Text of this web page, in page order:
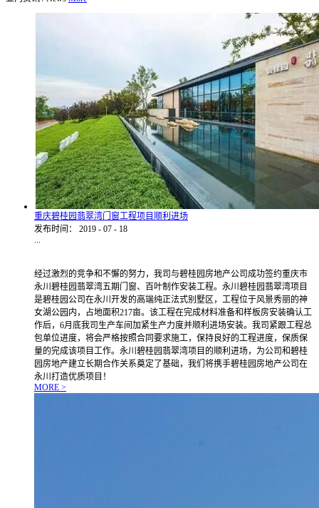
重庆碧桂园翡翠湾门窗工程项目顺利进场
发布时间：
2019 - 07 - 18
...
经过激烈的竞争和不懈的努力，我司与碧桂园房地产公司成功签约重庆市
永川碧桂园翡翠湾五期门窗、百叶制作安装工程。永川碧桂园翡翠湾项目
是碧桂园公司在永川开发的高端纯正法式别墅区，工程位于风景秀丽的神
女湖公园内，占地面积217亩。该工程在完成材料准备和样板房安装确认工
作后，6月底我司生产车间加紧生产力度并顺利进场安装。我司紧跟工程总
包单位进度，将会严格按照合同要求施工，保持良好的工程进度，保质保
量的完成该项目工作。永川碧桂园翡翠湾项目的顺利进场，为公司和碧桂
园房地产建立长期合作关系奠定了基础，我们将携手碧桂园房地产公司在
永川打造优质项目！
MORE >